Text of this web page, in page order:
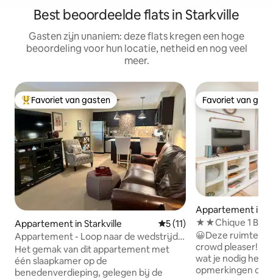
Best beoordeelde flats in Starkville
Gasten zijn unaniem: deze flats kregen een hoge
beoordeling voor hun locatie, netheid en nog veel
meer.
Topfavoriet van gasten
Favoriet van gasten
Appartement in Starkville Gemiddelde beoordeling
5 (11)
Appartement - Loop naar de wedstrijd
en het District!
Het gemak van dit appartement met
één slaapkamer op de
benedenverdieping, gelegen bij de
Favoriet van
Favoriet van
Appartement in
★★Chique 1 BR
Comfortabel
😀Deze ruimte is
crowd pleaser!
wat je nodig hebt.
opmerkingen